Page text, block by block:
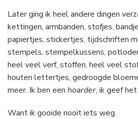
Later ging ik heel andere dingen
kettingen, armbanden, stofjes,
papiertjes, stickertjes, tijdschriften
stempels, stempelkussens,
heel veel verf, stoffen, heel veel
houten lettertjes, gedroogde
meer. Ik ben een hoarder, ik geef
Want ik gooide nooit iets weg.